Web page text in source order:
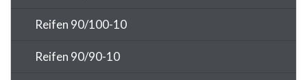
Reifen 90/100-10
Reifen 90/90-10